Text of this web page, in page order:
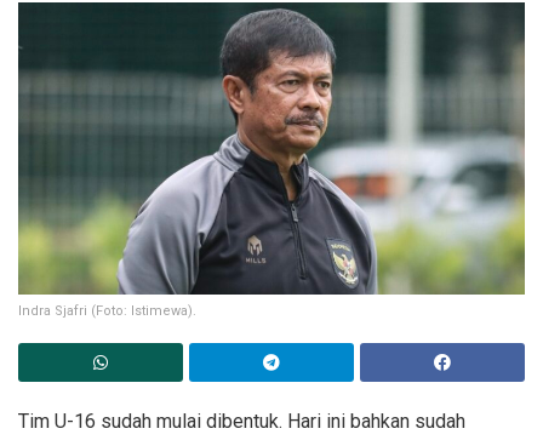
Indra Sjafri (Foto: Istimewa).
Tim U-16 sudah mulai dibentuk. Hari ini bahkan sudah